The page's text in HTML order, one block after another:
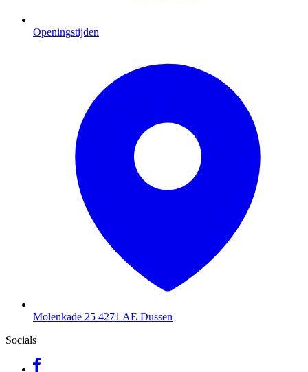
Openingstijden
Molenkade 25 4271 AE Dussen
Socials